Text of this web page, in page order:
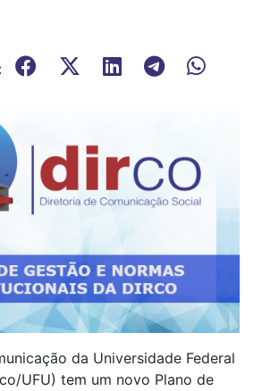
da Universidade Federal
UFU) tem um novo Plano de